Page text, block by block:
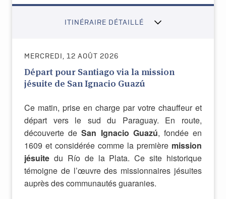
ITINÉRAIRE DÉTAILLÉ
MERCREDI, 12 AOÛT 2026
Départ pour Santiago via la mission
jésuite de San Ignacio Guazú
Ce matin, prise en charge par votre chauffeur et
départ vers le sud du Paraguay. En route,
découverte deSan Ignacio Guazú, fondée en
1609 et considérée comme la première mission
jésuite du Río de la Plata. Ce site historique
témoigne de l’œuvre des missionnaires jésuites
auprès des communautés guaranies.